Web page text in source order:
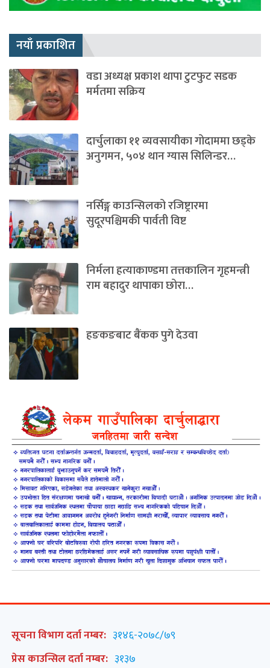
नयाँ प्रकाशित
वडा अध्यक्ष प्रकाश थापा टुटफुट सडक
मर्मतमा सक्रिय
दार्चुलाका ११ व्यवसायीका गोदाममा छड्के
अनुगमन, ५०४ थान ग्यास सिलिन्डर…
नर्सिङ्ग काउन्सिलको रजिष्ट्रारमा
सुदूरपश्चिमकी पार्वती विष्ट
निर्मला हत्याकाण्डमा तत्तकालिन गृहमन्त्री
राम बहादुर थापाका छोरा…
हङकङबाट बैंकक पुगे देउवा
सूचना विभाग दर्ता नम्बर: ३१४६-२०७८/७९
प्रेस काउन्सिल दर्ता नम्बर: ३१३७